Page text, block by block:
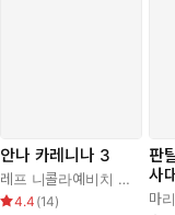
, 박형규
안나 카레니나 3
레프 니콜라예비치 톨스토이
4.4 (14)
판
사